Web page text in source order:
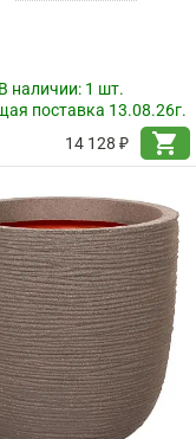
наличии: 1 шт.
поставка 13.08.26г.
14 128 ₽
shopping_cart